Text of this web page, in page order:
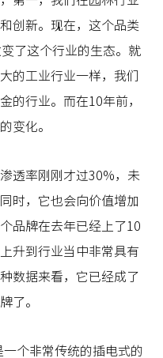
创新。现在，这个品类
了这个行业的生态。就
的工业行业一样，我们
的行业。而在10年前，
变化。
透率刚刚才过30%，未
时，它也会向价值增加
品牌在去年已经上了10
升到行业当中非常具有
数据来看，它已经成了
了。
个非常传统的插电式的